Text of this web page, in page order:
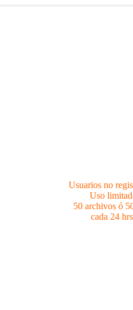
Usuarios no
Uso
50 archivos ó
cada 24